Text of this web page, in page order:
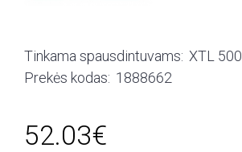
Tinkama spausdintuvams: XTL 500
Prekės kodas: 1888662
52.03€